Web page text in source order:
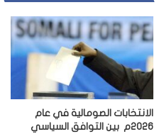
الانتخابات الصومالية في عام
2026م بين التوافق السياسي